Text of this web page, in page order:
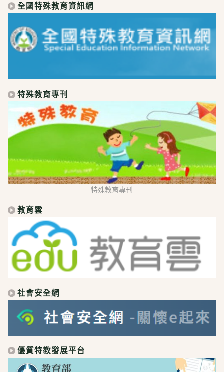
全國特殊教育資訊網
特殊教育專刊
特殊教育專刊
教育雲
社會安全網
優質特教發展平台